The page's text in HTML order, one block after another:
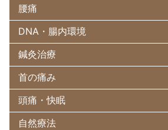
腰痛
DNA・腸内環境
鍼灸治療
首の痛み
頭痛・快眠
自然療法